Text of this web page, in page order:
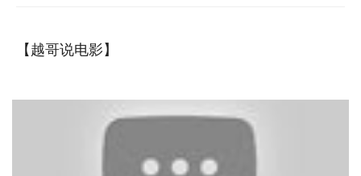
【越哥说电影】